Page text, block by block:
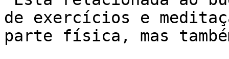
de exercícios e
parte física, mas